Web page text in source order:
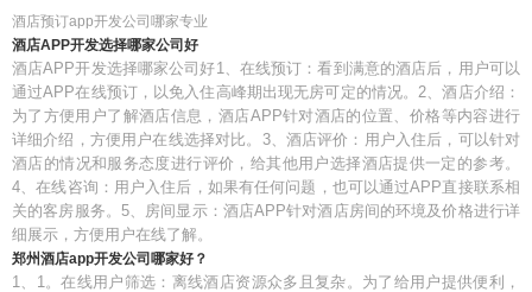
酒店预订app开发公司哪家专业
酒店APP开发选择哪家公司好
酒店APP开发选择哪家公司好1、在线预订：看到满意的酒店后，用户可以
通过APP在线预订，以免入住高峰期出现无房可定的情况。2、酒店介绍：
为了方便用户了解酒店信息，酒店APP针对酒店的位置、价格等内容进行
详细介绍，方便用户在线选择对比。3、酒店评价：用户入住后，可以针对
酒店的情况和服务态度进行评价，给其他用户选择酒店提供一定的参考。
4、在线咨询：用户入住后，如果有任何问题，也可以通过APP直接联系相
关的客房服务。5、房间显示：酒店APP针对酒店房间的环境及价格进行详
细展示，方便用户在线了解。
郑州酒店app开发公司哪家好？
1、1。在线用户筛选：离线酒店资源众多且复杂。为了给用户提供便利，